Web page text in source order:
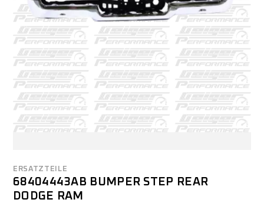
ERSATZTEILE
68404443AB BUMPER STEP REAR
DODGE RAM